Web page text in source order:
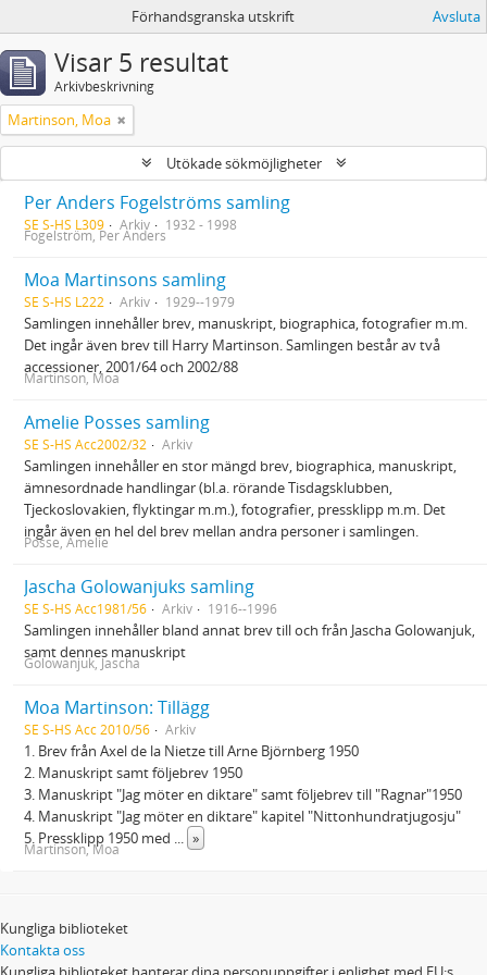
Förhandsgranska utskrift Avsluta
Visar 5 resultat
Arkivbeskrivning
Martinson, Moa
Utökade sökmöjligheter
Per Anders Fogelströms samling
SE S-HS L309 Arkiv 1932 - 1998
Fogelström, Per Anders
Moa Martinsons samling
SE S-HS L222 Arkiv 1929--1979
Samlingen innehåller brev, manuskript, biographica, fotografier m.m.
Det ingår även brev till Harry Martinson. Samlingen består av två
accessioner, 2001/64 och 2002/88
Martinson, Moa
Amelie Posses samling
SE S-HS Acc2002/32 Arkiv
Samlingen innehåller en stor mängd brev, biographica, manuskript,
ämnesordnade handlingar (bl.a. rörande Tisdagsklubben,
Tjeckoslovakien, flyktingar m.m.), fotografier, pressklipp m.m. Det
ingår även en hel del brev mellan andra personer i samlingen.
Posse, Amelie
Jascha Golowanjuks samling
SE S-HS Acc1981/56 Arkiv 1916--1996
Samlingen innehåller bland annat brev till och från Jascha Golowanjuk,
samt dennes manuskript
Golowanjuk, Jascha
Moa Martinson: Tillägg
SE S-HS Acc 2010/56 Arkiv
1. Brev från Axel de la Nietze till Arne Björnberg 1950
2. Manuskript samt följebrev 1950
3. Manuskript "Jag möter en diktare" samt följebrev till "Ragnar"1950
4. Manuskript "Jag möter en diktare" kapitel "Nittonhundratjugosju"
5. Pressklipp 1950 med ... »
Martinson, Moa
Kungliga biblioteket
Kontakta oss